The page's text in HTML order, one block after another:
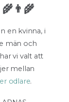
en kvinna, i
män och
vi valt att
mellan
odlare.